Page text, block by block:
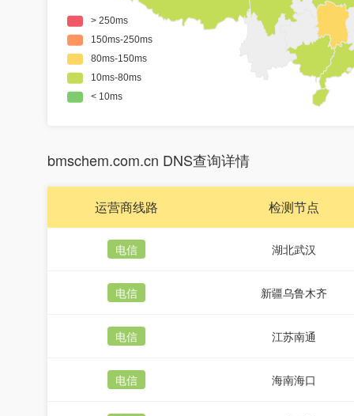
bmschem.com.cn DNS查询详情
运营商线路 检测节点
电信 湖北武汉
电信 新疆乌鲁木齐
电信 江苏南通
电信 海南海口